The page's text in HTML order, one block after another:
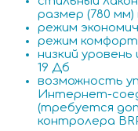
размер (780
режим
режим
низкий
19 Дб
возможность
Интернет-
(требуется
контролера